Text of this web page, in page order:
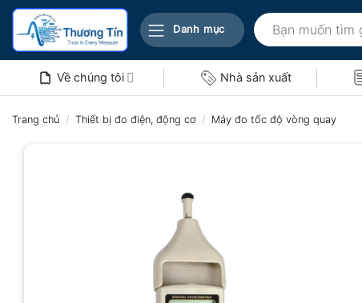
Bỏ
nội
Danh mục
Tìm
kiếm:
Về chúng tôi Nhà sản xuất
Trang chủ / Thiết bị đo điện, động cơ / Máy đo tốc độ vòng quay